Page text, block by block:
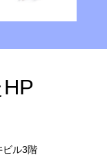
ル3階